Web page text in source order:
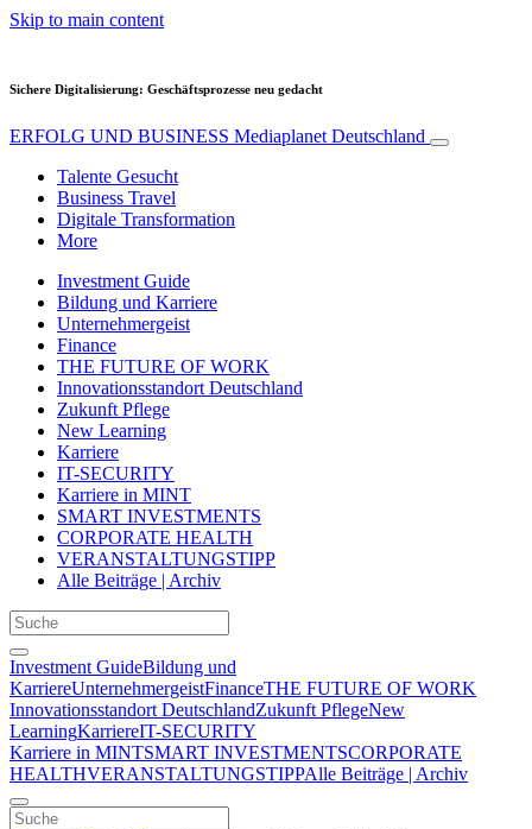
Skip to main content
Sichere Digitalisierung: Geschäftsprozesse neu gedacht
ERFOLG UND BUSINESS Mediaplanet Deutschland
Talente Gesucht
Business Travel
Digitale Transformation
More
Investment Guide
Bildung und Karriere
Unternehmergeist
Finance
THE FUTURE OF WORK
Innovationsstandort Deutschland
Zukunft Pflege
New Learning
Karriere
IT-SECURITY
Karriere in MINT
SMART INVESTMENTS
CORPORATE HEALTH
VERANSTALTUNGSTIPP
Alle Beiträge | Archiv
Investment GuideBildung und
KarriereUnternehmergeistFinanceTHE FUTURE OF WORK
Innovationsstandort DeutschlandZukunft PflegeNew
LearningKarriereIT-SECURITY
Karriere in MINTSMART INVESTMENTSCORPORATE
HEALTHVERANSTALTUNGSTIPPAlle Beiträge | Archiv